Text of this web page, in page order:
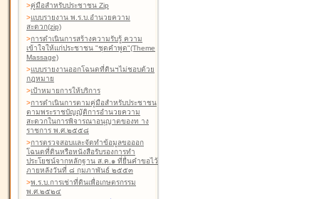
>คู่มือสำหรับประชาชน Zip
>แบบรายงาน พ.ร.บ.อำนวยความ
สะดวก(zip)
>การดำเนินการสร้างความรับรู้ ความ
เข้าใจให้แก่ประชาชน "ชุดคำพูด"(Theme
Massage)
>แบบรายงานออกโฉนดที่ดินฯไม่ชอบด้วย
กฎหมาย
>เป้าหมายการให้บริการ
>การดำเนินการตามคู่มือสำหรับประชาชน
ตามพระราชบัญญัติการอำนวยความ
สะดวกในการพิจารณาอนุญาตของท าง
ราชการ พ.ศ.๒๕๕๘
>การตรวจสอบและจัดทำข้อมูลขอออก
โฉนดที่ดินหรือหนังสือรับรองการทำ
ประโยชน์จากหลักฐาน ส.ค.๑ ที่ยื่นคำขอไว้
ภายหลังวันที่ ๘ กุมภาพันธ์ ๒๕๕๓
>พ.ร.บ.การเช่าที่ดินเพื่อเกษตรกรรม
พ.ศ.๒๕๒๔